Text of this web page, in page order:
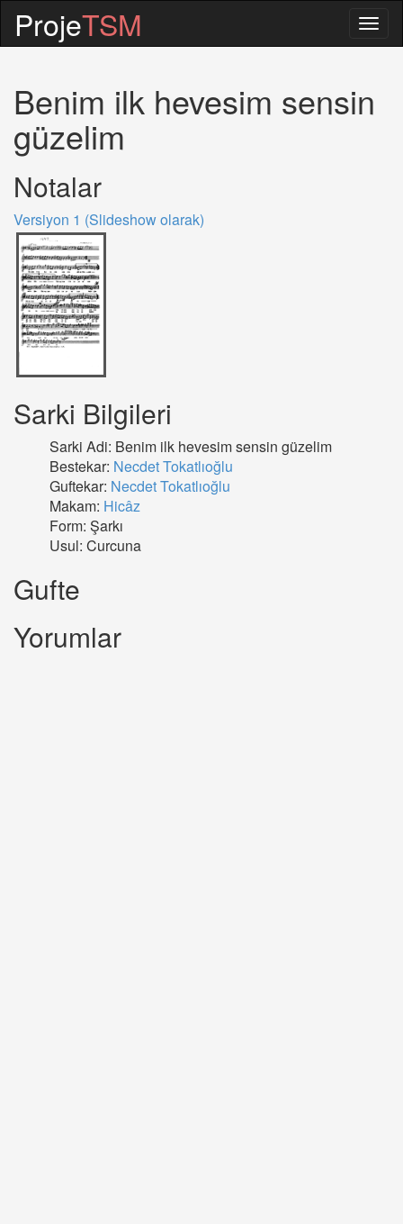
ProjeTSM
Benim ilk hevesim sensin
güzelim
Notalar
Versiyon 1 (Slideshow olarak)
Sarki Bilgileri
Sarki Adi: Benim ilk hevesim sensin güzelim
Bestekar: Necdet Tokatlıoğlu
Guftekar: Necdet Tokatlıoğlu
Makam: Hicâz
Form: Şarkı
Usul: Curcuna
Gufte
Yorumlar